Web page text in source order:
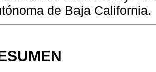
de Baja California.